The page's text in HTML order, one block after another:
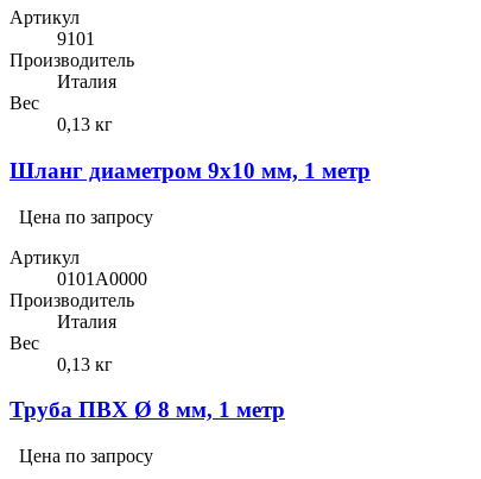
Артикул
9101
Производитель
Италия
Вес
0,13 кг
Шланг диаметром 9х10 мм, 1 метр
Цена по запросу
Артикул
0101A0000
Производитель
Италия
Вес
0,13 кг
Труба ПВХ Ø 8 мм, 1 метр
Цена по запросу